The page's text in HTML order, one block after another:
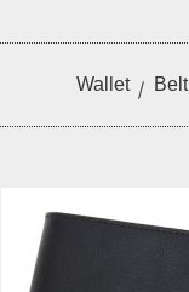
Wallet Belt